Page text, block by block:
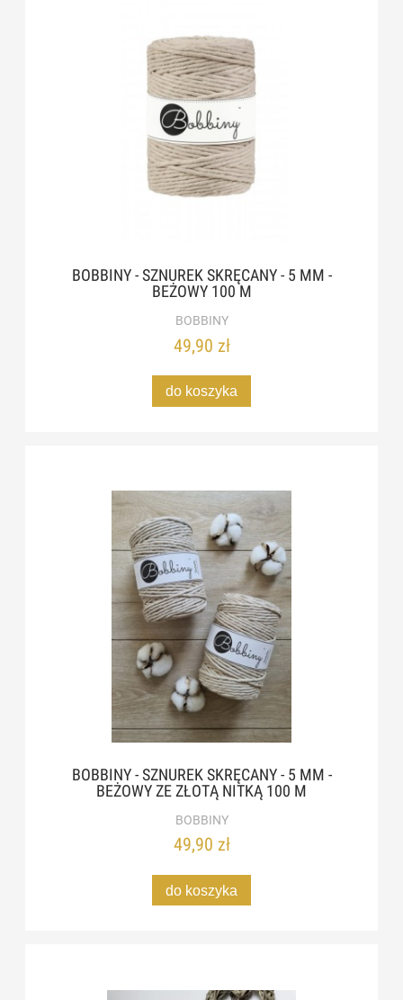
BOBBINY - SZNUREK SKRĘCANY - 5 MM -
BEŻOWY 100 M
BOBBINY
49,90 zł
do koszyka
BOBBINY - SZNUREK SKRĘCANY - 5 MM -
BEŻOWY ZE ZŁOTĄ NITKĄ 100 M
BOBBINY
49,90 zł
do koszyka